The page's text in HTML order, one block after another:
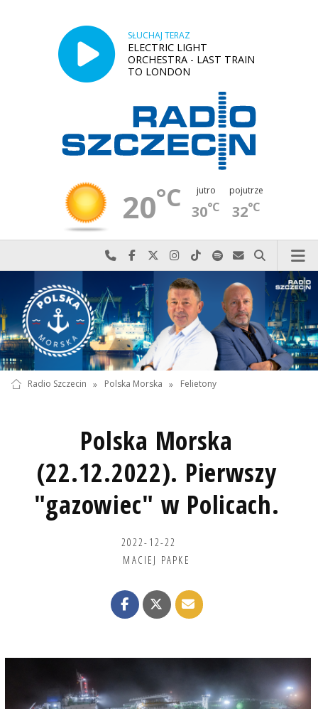
SŁUCHAJ TERAZ
ELECTRIC LIGHT
ORCHESTRA - LAST TRAIN
TO LONDON
20°C jutro
30°C
pojutrze
32°C
Najlepiej po prostu do nas zadzwoń
Odwiedź nas na Facebook-u
Odwiedź nas na X
Odwiedź nas na Instagram-ie
Odwiedź nas na TikTok-u
Szukaj nas na Spotify
Wyślij do nas
Szukaj
Radio Szczecin » Polska Morska » Felietony
Polska Morska
(22.12.2022). Pierwszy
"gazowiec" w Policach.
2022-12-22
MACIEJ PAPKE